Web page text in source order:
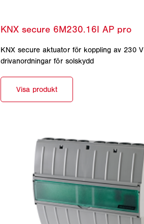
KNX secure aktuator för koppling av 230 V
drivanordningar för solskydd